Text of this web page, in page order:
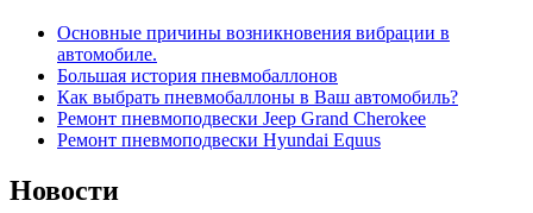
Основные причины возникновения вибрации в
автомобиле.
Большая история пневмобаллонов
Как выбрать пневмобаллоны в Ваш автомобиль?
Ремонт пневмоподвески Jeep Grand Cherokee
Ремонт пневмоподвески Hyundai Equus
Новости